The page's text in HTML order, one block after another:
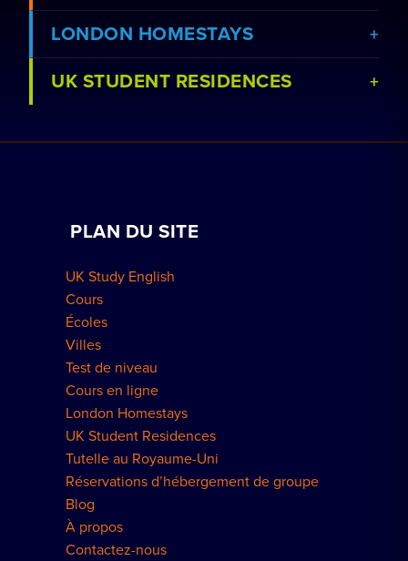
Voir les cours
Voir les écoles
LONDON HOMESTAYS
Réserver un séjour chez l'habitant
Réservations de groupe
UK STUDENT RESIDENCES
Comment réserver
Résidences à Londres
PLAN DU SITE
UK Study English
Cours
Écoles
Villes
Test de niveau
Cours en ligne
London Homestays
UK Student Residences
Tutelle au Royaume-Uni
Réservations d’hébergement de groupe
Blog
À propos
Contactez-nous